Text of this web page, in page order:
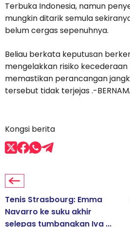
Terbuka Indonesia, namun
mungkin ditarik semula
belum cergas sepenuhnya.
Beliau berkata keputusan
mengelakkan risiko
memastikan perancangan
tersebut tidak terjejas .-
Kongsi berita
Tenis Strasbourg: Emma
Navarro ke suku akhir
selepas tumbangkan Iva ...